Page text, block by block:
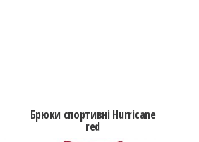
Брюки спортивні Hurricane
red